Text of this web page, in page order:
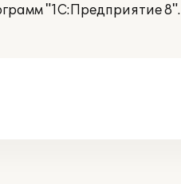
"1С:Предприятие 8".